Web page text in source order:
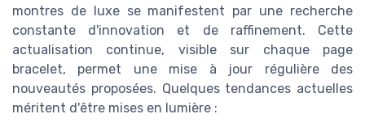
montres de luxe se manifestent par une recherche
constante d'innovation et de raffinement. Cette
actualisation continue, visible sur chaque page
bracelet, permet une mise à jour régulière des
nouveautés proposées. Quelques tendances actuelles
méritent d'être mises en lumière :